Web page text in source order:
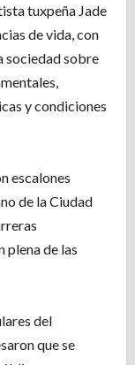
tuxpeña Jade
de vida, con
sociedad sobre
y condiciones
escalones
de la Ciudad
plena de las
del
que se